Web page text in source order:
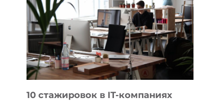
ЗАВОЕВАЛА
МЕДАЛЬ
НА
МЕЖДУНАРОДНОЙ
ОЛИМПИАДЕ
ПО
ИИ
10 стажировок в IT-компаниях